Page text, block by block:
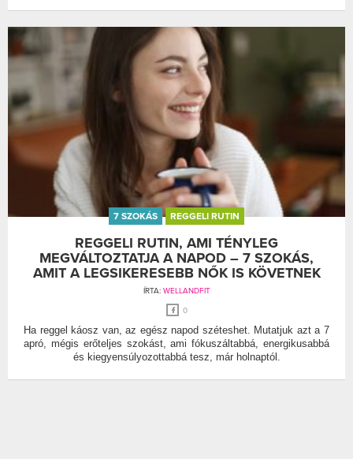
7 SZOKÁS REGGELI RUTIN
REGGELI RUTIN, AMI TÉNYLEG
MEGVÁLTOZTATJA A NAPOD – 7 SZOKÁS,
AMIT A LEGSIKERESEBB NŐK IS KÖVETNEK
ÍRTA: WELLANDFIT
0
Ha reggel káosz van, az egész napod széteshet. Mutatjuk azt a 7
apró, mégis erőteljes szokást, ami fókuszáltabbá, energikusabbá
és kiegyensúlyozottabbá tesz, már holnaptól.